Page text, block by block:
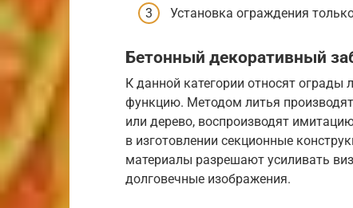
Установка ограждения
Бетонный декоративный
К данной категории относят
функцию. Методом литья
или дерево, воспроизводят
в изготовлении секционные
материалы разрешают усиливать
долговечные изображения.